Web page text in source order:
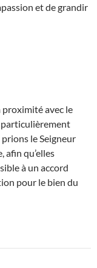
et de grandir
proximité avec le
particulièrement
le Seigneur
afin qu’elles
à un accord
pour le bien du